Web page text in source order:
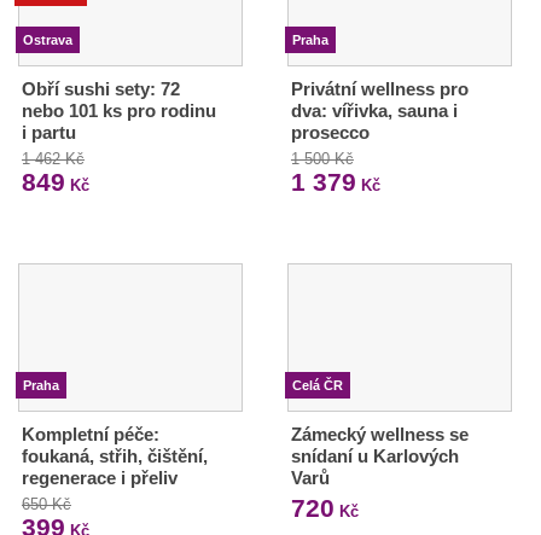
Ostrava
Obří sushi sety: 72
nebo 101 ks pro rodinu
i partu
1 462 Kč
849 Kč
Praha
Privátní wellness pro
dva: vířivka, sauna i
prosecco
1 500 Kč
1 379 Kč
Praha
Kompletní péče:
foukaná, střih, čištění,
regenerace i přeliv
650 Kč
399 Kč
Celá ČR
Zámecký wellness se
snídaní u Karlových
Varů
720 Kč